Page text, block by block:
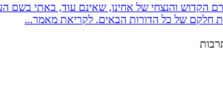
הקדוש והנצחי של אחינו, שאינם עוד, באתי בשם
חלקם של כל הדורות הבאים. לקריאת מאמר...